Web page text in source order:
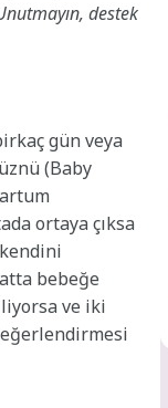
destek
gün veya
(Baby
ortaya çıksa
bebeğe
ve iki